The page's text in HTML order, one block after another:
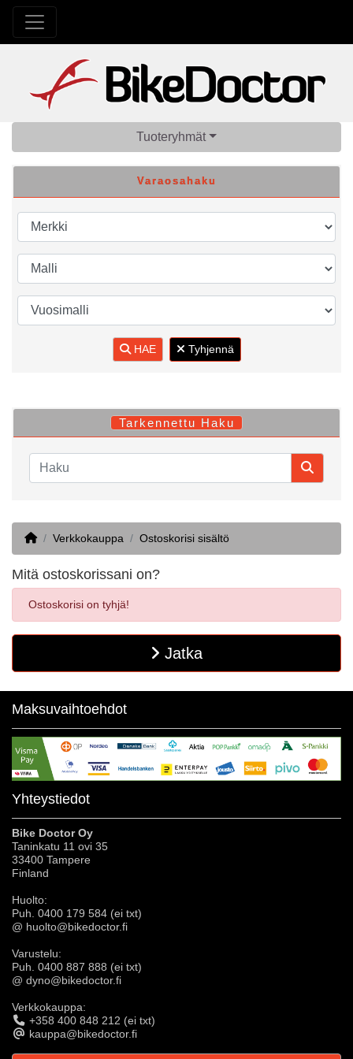
Tuoteryhmät
Varaosahaku
HAE Tyhjennä
Tarkennettu Haku
HomeVerkkokauppa Ostoskorisi sisältö
Mitä ostoskorissani on?
Ostoskorisi on tyhjä!
Jatka
Maksuvaihtoehdot
Yhteystiedot
Bike Doctor Oy
Taninkatu 11 ovi 35
33400 Tampere
Finland
Huolto:
Puh. 0400 179 584 (ei txt)
@ huolto@bikedoctor.fi
Varustelu:
Puh. 0400 887 888 (ei txt)
@ dyno@bikedoctor.fi
Verkkokauppa:
+358 400 848 212 (ei txt)
kauppa@bikedoctor.fi